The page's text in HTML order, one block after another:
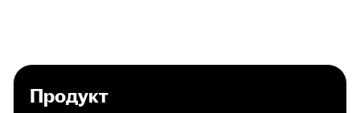
Продукт